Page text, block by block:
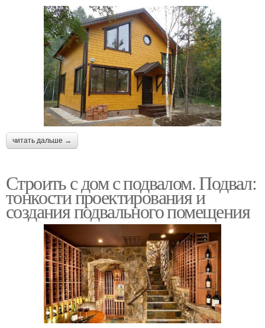
читать дальше →
Строить с дом с подвалом. Подвал:
тонкости проектирования и
создания подвального помещения